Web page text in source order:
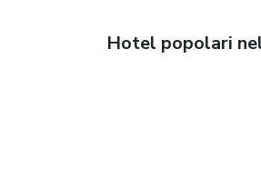
Hotel popolari